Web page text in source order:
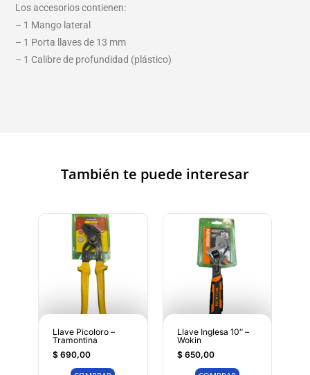
Los accesorios contienen:
– 1 Mango lateral
– 1 Porta llaves de 13 mm
– 1 Calibre de profundidad (plástico)
También te puede interesar
Llave Picoloro –
Tramontina
$690,00
Llave Inglesa 10″ –
Wokin
$650,00